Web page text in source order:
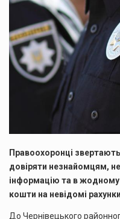
Правоохоронці
довіряти незнайомцям,
інформацію та в жодному
кошти на невідомі
До Чернівецького